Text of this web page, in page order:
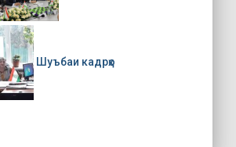
Шуъбаи кадрҳо